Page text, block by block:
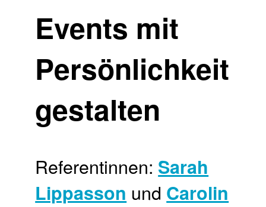
Events mit
Persönlichkeit
gestalten
Referentinnen: Sarah
Lippasson und Carolin